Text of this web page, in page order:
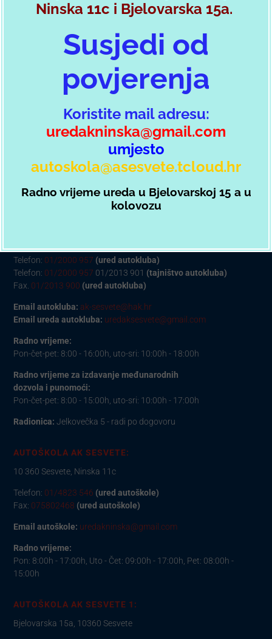
Postani član autokluba
Telefon: 01/2000 957 (ured autokluba)
Telefon: 01/2000 957 01/2013 901 (tajništvo autokluba)
Fax. 01/2013 900 (ured autokluba)
Email autokluba: ak-sesvete@hak.hr
Email ureda autokluba: uredaksesvete@gmail.com
Radno vrijeme:
Pon-čet-pet: 8:00 - 16:00h, uto-sri: 10:00h - 18:00h
Radno vrijeme za izdavanje međunarodnih
dozvola i punomoći:
Pon-čet-pet: 8:00 - 15:00h, uto-sri: 10:00h - 17:00h
Radionica:Jelkovečka 5 - radi po dogovoru
AUTOŠKOLA AK SESVETE:
10 360 Sesvete, Ninska 11c
Telefon: 01/4823 546 (ured autoškole)
Fax: 075802468 (ured autoškole)
Email autoškole: uredakninska@gmail.com
Radno vrijeme:
Pon: 8:00h - 17:00h, Uto - Čet: 09:00h - 17:00h, Pet: 08:00h -
15:00h
AUTOŠKOLA AK SESVETE 1:
Bjelovarska 15a, 10360 Sesvete
Ninska 11c i Bjelovarska 15a.
Susjedi od
povjerenja
Koristite mail adresu:
uredakninska@gmail.com
umjesto
autoskola@asesvete.tcloud.hr
Radno vrijeme ureda u Bjelovarskoj 15 a u
kolovozu